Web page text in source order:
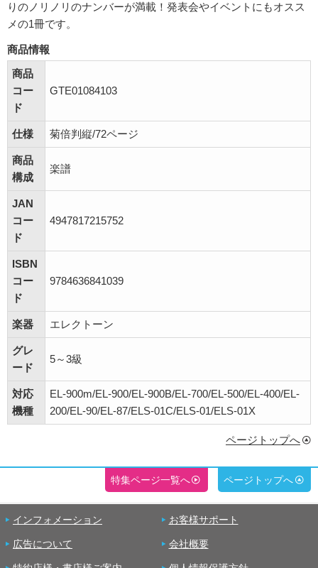
りのノリノリのナンバーが満載！発表会やイベントにもオスス
メの1冊です。
商品情報
商品
コー
ド
GTE01084103
仕様 菊倍判縦/72ページ
商品
構成
楽譜
JAN
コー
ド
4947817215752
ISBN
コー
ド
9784636841039
楽器 エレクトーン
グレ
ード
5～3級
対応
機種
EL-900m/EL-900/EL-900B/EL-700/EL-500/EL-400/EL-
200/EL-90/EL-87/ELS-01C/ELS-01/ELS-01X
ページトップへ
特集ページ一覧へ ページトップへ
インフォメーション お客様サポート
広告について 会社概要